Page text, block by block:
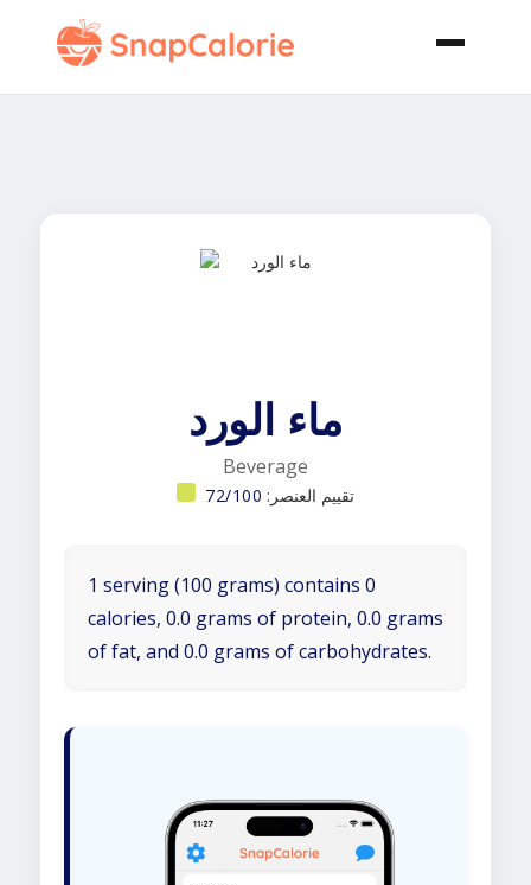
ماء الورد
Beverage
تقييم العنصر: 72/100
1 serving (100 grams) contains 0
calories, 0.0 grams of protein, 0.0 grams
of fat, and 0.0 grams of carbohydrates.